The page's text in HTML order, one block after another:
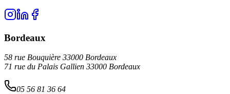
Bordeaux
58 rue Bouquière 33000 Bordeaux
71 rue du Palais Gallien 33000 Bordeaux
05 56 81 36 64